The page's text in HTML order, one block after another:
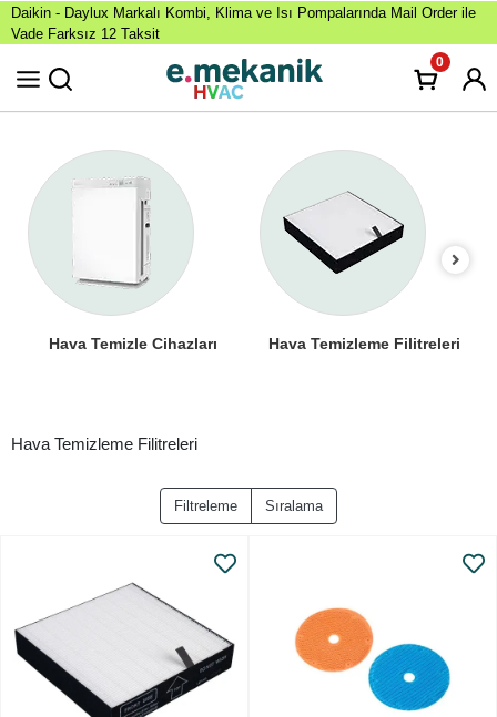
Daikin - Daylux Markalı Kombi, Klima ve Isı Pompalarında Mail Order ile
Vade Farksız 12 Taksit
0
Hava Temizle Cihazları Hava Temizleme Filitreleri
Hava Temizleme Filitreleri
Filtreleme Sıralama